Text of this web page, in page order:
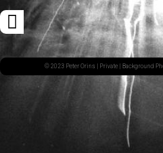
Navigation
des
articles
ARTICLE
PRÉCÉDENT© 2023 Peter Orins | Private | Background